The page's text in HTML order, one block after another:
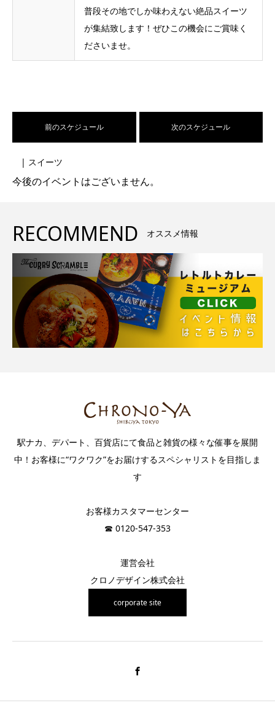
普段その地でしか味わえない絶品スイーツ
が集結致します！ぜひこの機会にご賞味く
ださいませ。
前のスケジュール 次のスケジュール
| スイーツ
今後のイベントはございません。
RECOMMEND オススメ情報
駅ナカ、デパート、百貨店にて食品と雑貨の様々な催事を展開
中！お客様に“ワクワク”をお届けするスペシャリストを目指しま
す
お客様カスタマーセンター
☎︎ 0120-547-353
運営会社
クロノデザイン株式会社
corporate site